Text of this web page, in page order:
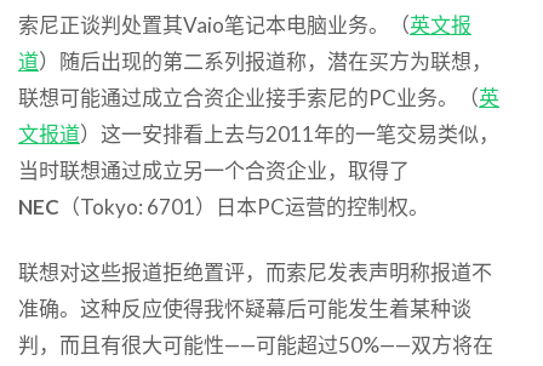
索尼正谈判处置其Vaio笔记本电脑业务。（英文报
道）随后出现的第二系列报道称，潜在买方为联想，
联想可能通过成立合资企业接手索尼的PC业务。（英
文报道）这一安排看上去与2011年的一笔交易类似，
当时联想通过成立另一个合资企业，取得了
NEC （Tokyo: 6701）日本PC运营的控制权。
联想对这些报道拒绝置评，而索尼发表声明称报道不
准确。这种反应使得我怀疑幕后可能发生着某种谈
判，而且有很大可能性——可能超过50%——双方将在